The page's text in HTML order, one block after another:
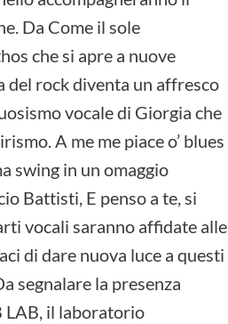
Da Come il sole
che si apre a nuove
del rock diventa un affresco
vocale di Giorgia che
A me me piace o’ blues
swing in un omaggio
Battisti, E penso a te, si
vocali saranno affidate alle
di dare nuova luce a questi
segnalare la presenza
LAB, il laboratorio